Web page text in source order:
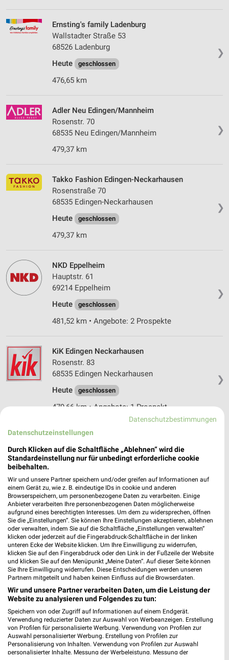
❯
Ernsting's family Ladenburg
Wallstadter Straße 53
68526 Ladenburg
Heute
geschlossen
476,65 km
❯
Adler Neu Edingen/Mannheim
Rosenstr. 70
68535 Neu Edingen/Mannheim
479,37 km
❯
Takko Fashion Edingen-Neckarhausen
Rosenstraße 70
68535 Edingen-Neckarhausen
Heute
geschlossen
479,37 km
❯
NKD Eppelheim
Hauptstr. 61
69214 Eppelheim
Heute
geschlossen
481,52 km • Angebote: 2 Prospekte
❯
KiK Edingen Neckarhausen
Rosenstr. 83
68535 Edingen Neckarhausen
Heute
geschlossen
479,66 km • Angebote: 1 Prospekt
KiK Heddesheim
Muckensturmer Straße 2
68542 Heddesheim
Heute
geschlossen
474,12 km • Angebote: 1 Prospekt
KiK Mannheim Seckenheim
Seckenheimer Hauptstraße 119
68239 Mannheim Seckenheim
Heute geschlossen
479,46 km • Angebote: 1 Prospekt
Takko Fashion Heidelberg
Hertzstraße 1
69126 Heidelberg
Heute geschlossen
Datenschutzbestimmungen
Datenschutzeinstellungen
Durch Klicken auf die Schaltfläche „Ablehnen“ wird die
Standardeinstellung nur für unbedingt erforderliche cookie
beibehalten.
Wir und unsere Partner speichern und/oder greifen auf Informationen auf
einem Gerät zu, wie z. B. eindeutige IDs in cookie und anderen
Browserspeichern, um personenbezogene Daten zu verarbeiten. Einige
Anbieter verarbeiten Ihre personenbezogenen Daten möglicherweise
aufgrund eines berechtigten Interesses. Um dem zu widersprechen, öffnen
Sie die „Einstellungen“. Sie können Ihre Einstellungen akzeptieren, ablehnen
oder verwalten, indem Sie auf die Schaltfläche „Einstellungen verwalten“
klicken oder jederzeit auf die Fingerabdruck-Schaltfläche in der linken
unteren Ecke der Website klicken. Um Ihre Einwilligung zu widerrufen,
klicken Sie auf den Fingerabdruck oder den Link in der Fußzeile der Website
und klicken Sie auf den Menüpunkt „Meine Daten“. Auf dieser Seite können
Sie Ihre Einwilligung widerrufen. Diese Entscheidungen werden unseren
Partnern mitgeteilt und haben keinen Einfluss auf die Browserdaten.
Wir und unsere Partner verarbeiten Daten, um die Leistung der
Website zu analysieren und Folgendes zu tun:
Speichern von oder Zugriff auf Informationen auf einem Endgerät.
Verwendung reduzierter Daten zur Auswahl von Werbeanzeigen. Erstellung
von Profilen für personalisierte Werbung. Verwendung von Profilen zur
Auswahl personalisierter Werbung. Erstellung von Profilen zur
Personalisierung von Inhalten. Verwendung von Profilen zur Auswahl
personalisierter Inhalte. Messung der Werbeleistung. Messung der